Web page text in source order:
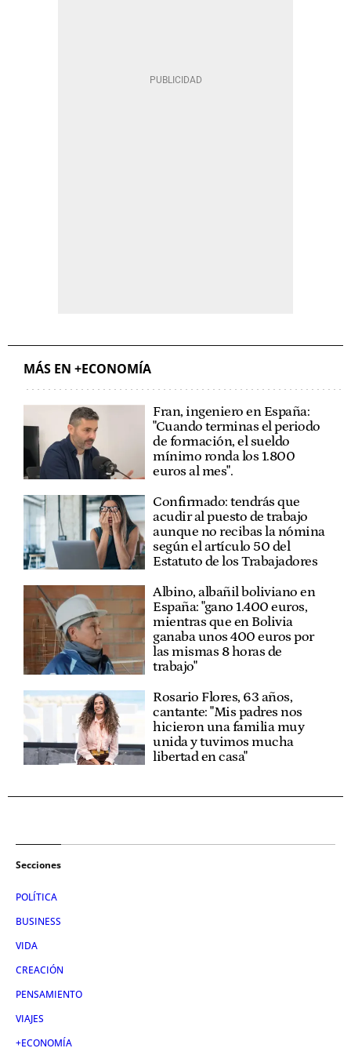
MÁS EN +ECONOMÍA
Fran, ingeniero en España:
"Cuando terminas el periodo
de formación, el sueldo
mínimo ronda los 1.800
euros al mes".
Confirmado: tendrás que
acudir al puesto de trabajo
aunque no recibas la nómina
según el artículo 50 del
Estatuto de los Trabajadores
Albino, albañil boliviano en
España: "gano 1.400 euros,
mientras que en Bolivia
ganaba unos 400 euros por
las mismas 8 horas de
trabajo"
Rosario Flores, 63 años,
cantante: "Mis padres nos
hicieron una familia muy
unida y tuvimos mucha
libertad en casa"
Secciones
POLÍTICA
BUSINESS
VIDA
CREACIÓN
PENSAMIENTO
VIAJES
+ECONOMÍA